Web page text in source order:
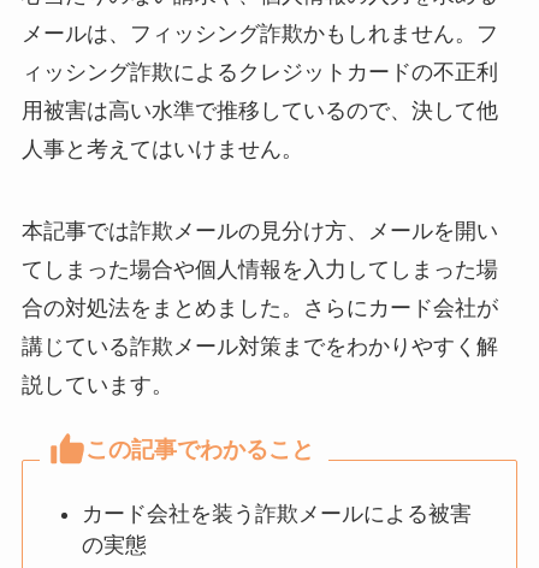
メールは、フィッシング詐欺かもしれません。フ
ィッシング詐欺によるクレジットカードの不正利
用被害は高い水準で推移しているので、決して他
人事と考えてはいけません。
本記事では詐欺メールの見分け方、メールを開い
てしまった場合や個人情報を入力してしまった場
合の対処法をまとめました。さらにカード会社が
講じている詐欺メール対策までをわかりやすく解
説しています。
この記事でわかること
カード会社を装う詐欺メールによる被害
の実態